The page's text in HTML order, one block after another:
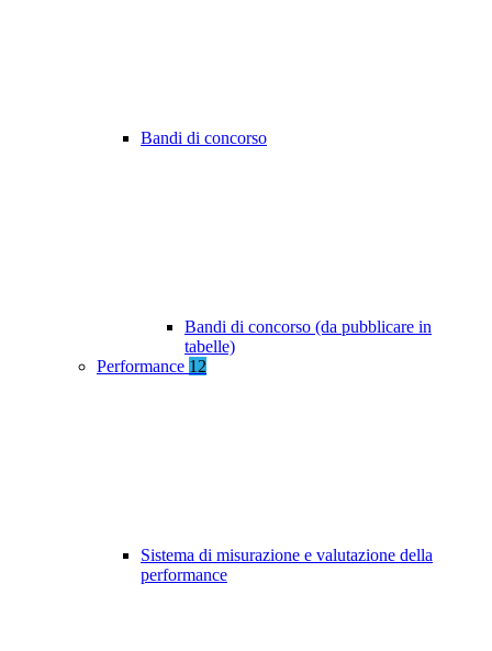
Bandi di concorso
Bandi di concorso (da pubblicare in
tabelle)
Performance 12
Sistema di misurazione e valutazione della
performance